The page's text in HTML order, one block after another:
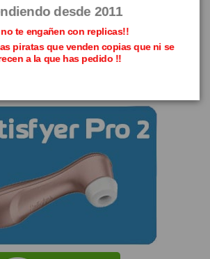
desde 2011
te engañen con replicas!!
piratas que venden copias que ni se
a la que has pedido !!